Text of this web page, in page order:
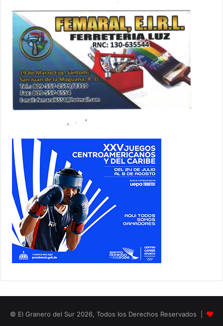
© El Granero del Sur 2026, Todos los Derechos Reservados |